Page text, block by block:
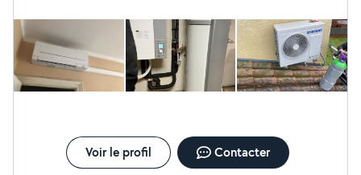
Voir le profil Contacter